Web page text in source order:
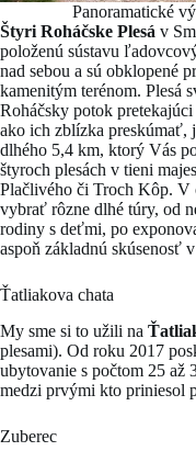
Panoramatické
Štyri Roháčske Plesá v
položenú sústavu
nad sebou a sú obklopené
kamenitým terénom. Plesá
Roháčsky potok
ako ich zblízka preskúmať,
dlhého 5,4 km, ktorý Vás
štyroch plesách v tieni
Plačlivého či Troch Kôp. V
vybrať rôzne dlhé túry, od
rodiny s deťmi, po
aspoň základnú skúsenosť
Ťatliakova chata
My sme si to užili na
plesami). Od roku 2017
ubytovanie s počtom 25 až
medzi prvými kto priniesol
Zuberec